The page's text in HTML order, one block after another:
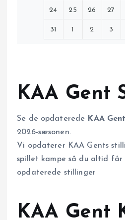
24 25 26 27
31 1 2 3
KAA Gent
Se de opdaterede KAA
2026-sæsonen.
Vi opdaterer KAA Gents
spillet kampe så du altid får
opdaterede stillinger
KAA Gent